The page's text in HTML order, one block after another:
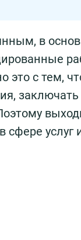
в
это с тем,
сфере услуг